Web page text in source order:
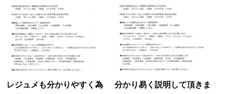
レジュメも分かりやすく為
分かり易く説明して頂きま